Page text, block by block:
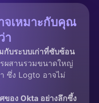
จเหมาะกับคุณ
า
กับระบบเก่าที่ซับซ้อน
ผสานรวมขนาดใหญ่
ซึ่ง Logto อาจไม่
อง Okta อย่างลึกซึ้ง